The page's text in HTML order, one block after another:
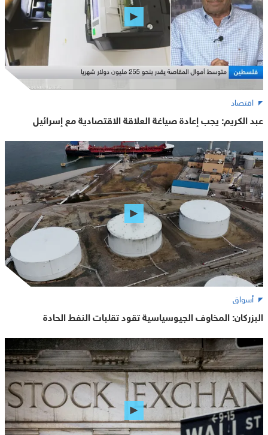
اقتصاد
عبد الكريم: يجب إعادة صياغة العلاقة الاقتصادية مع إسرائيل
أسواق
البزركان: المخاوف الجيوسياسية تقود تقلبات النفط الحادة